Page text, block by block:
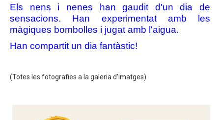
Organització
Serveis
Preinscripció 2024-2025 i documentació matrícula
Els nens i nenes han gaudit d'un dia de
sensacions. Han experimentat amb les
màgiques bombolles i jugat amb l'aigua.
Han compartit un dia fantàstic!
(Totes les fotografies a la galeria d'imatges)